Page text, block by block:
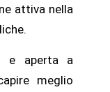
attiva nella
e aperta a
meglio